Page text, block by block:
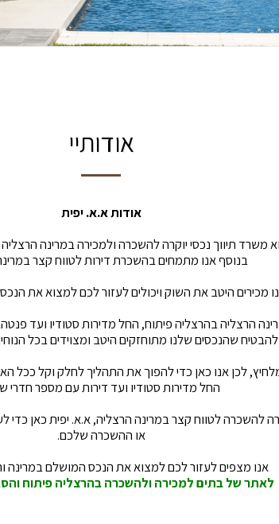
אודותיי
אודות א.א. יפית
משרד תיווך נכסי יוקרה להשכרה ולמכירה במרינה
בנוסף אנו מתמחים בהשכרת דירות לטווח קצר
מכירים היטב את השוק ויכולים לעזור לכם למצוא את
הרצליה בהרצליה פיתוח, החל מדירות סטודיו ועד
להבטיח שהנכסים שלנו מתוחזקים היטב ומצוידים בכל
לכן אנו כאן כדי להפוך את התהליך לחלק וקל ככל
החל מדירות סטודיו ועד דירות עם מספר חדרי
להשכרה לטווח קצר במרינה הרצליה, א.א. יפית כאן כדי
או ההשכרה שלכם.
אנו מצפים לעזור לכם למצוא את הנכס המושלם במרינה
לאתר של בתים למכירה ולהשכרה בהרצליה פיתוח